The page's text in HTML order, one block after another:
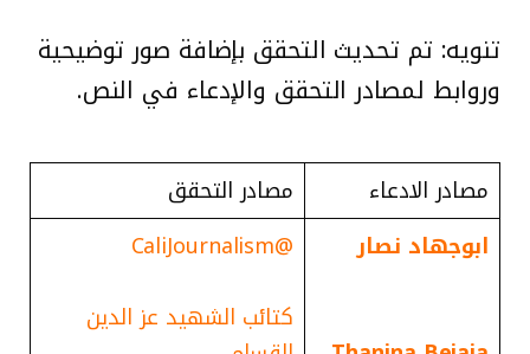
تنويه: تم تحديث التحقق بإضافة صور توضيحية
وروابط لمصادر التحقق والإدعاء في النص.
مصادر الادعاء
مصادر التحقق
ابوجهاد نصار
@CaliJournalism
كتائب الشهيد عز الدين